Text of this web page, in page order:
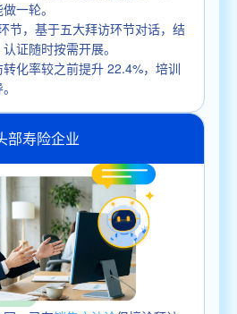
一轮。
节，基于五大拜访环节对话，结
证随时按需开展。
化率较之前提升 22.4%，培训
部寿险企业